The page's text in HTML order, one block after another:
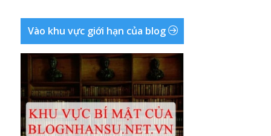
Vào khu vực giới hạn của blog